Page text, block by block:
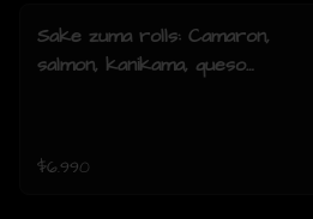
Sake zuma rolls: Camaron,
salmon, kanikama, queso
$6.990